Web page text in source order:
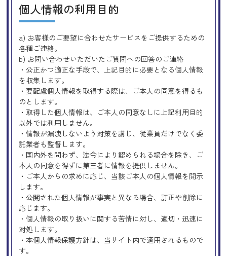
個人情報の利用目的
a) お客様のご要望に合わせたサービスをご提供するための
各種ご連絡。
b) お問い合わせいただいたご質問への回答のご連絡
・公正かつ適正な手段で、上記目的に必要となる個人情報
を収集します。
・要配慮個人情報を取得する際は、ご本人の同意を得るも
のとします。
・取得した個人情報は、ご本人の同意なしに上記利用目的
以外では利用しません。
・情報が漏洩しないよう対策を講じ、従業員だけでなく委
託業者も監督します。
・国内外を問わず、法令により認められる場合を除き、ご
本人の同意を得ずに第三者に情報を提供しません。
・ご本人からの求めに応じ、当該ご本人の個人情報を開示
します。
・公開された個人情報が事実と異なる場合、訂正や削除に
応じます。
・個人情報の取り扱いに関する苦情に対し、適切・迅速に
対処します。
・本個人情報保護方針は、当サイト内で適用されるもので
す。